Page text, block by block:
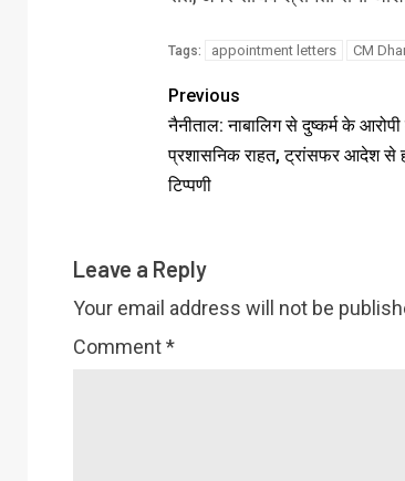
Tags: appointment letters CM
Previous
नैनीताल: नाबालिग से दुष्कर्म के
प्रशासनिक राहत, ट्रांसफर आदेश से
टिप्पणी
Leave a Reply
Your email address will not be
Comment*